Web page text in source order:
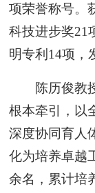
项荣誉称号。
科技进步奖21
明专利14项，
陈历俊教
根本牵引，以
深度协同育人
化为培养卓越
余名，累计培